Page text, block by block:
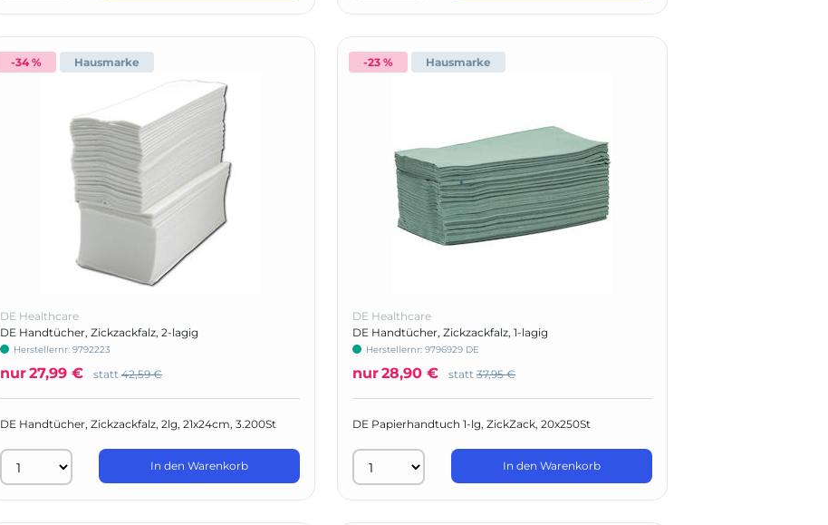
-34 % Hausmarke
DE Healthcare
DE Handtücher, Zickzackfalz, 2-lagig
Herstellernr: 9792223
nur27,99 € statt 42,59 €
DE Handtücher, Zickzackfalz, 2lg, 21x24cm, 3.200St
In den Warenkorb
-23 % Hausmarke
DE Healthcare
DE Handtücher, Zickzackfalz, 1-lagig
Herstellernr: 9796929 DE
nur28,90 € statt 37,95 €
DE Papierhandtuch 1-lg, ZickZack, 20x250St
In den Warenkorb